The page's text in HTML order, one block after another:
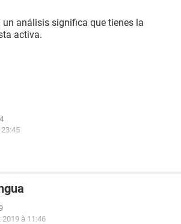
un análisis significa que tienes la
activa.
2019 à 11:46